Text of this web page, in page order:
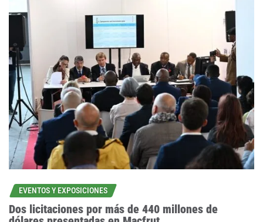
EVENTOS Y EXPOSICIONES
Dos licitaciones por más de 440 millones de